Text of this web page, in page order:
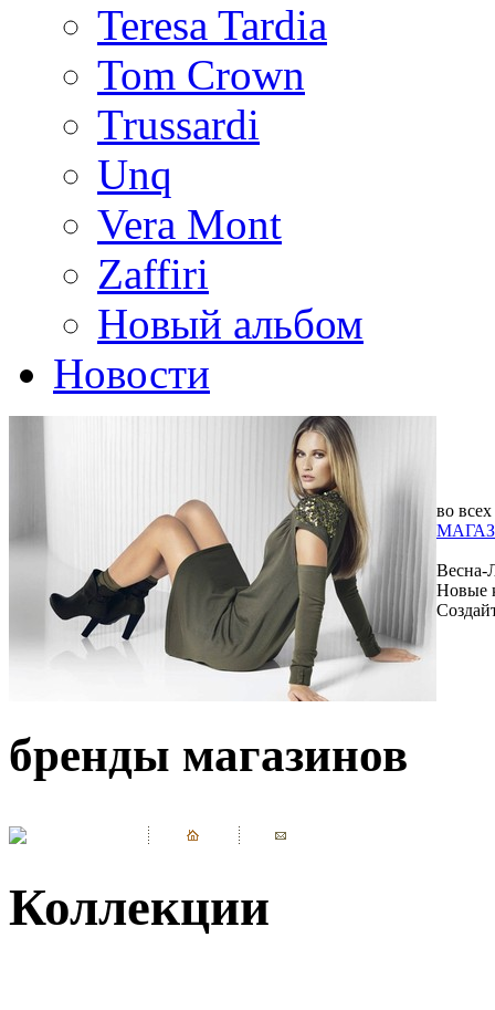
Teresa Tardia
Tom Crown
Trussardi
Unq
Vera Mont
Zaffiri
Новый альбом
Новости
во всех
Весна-
Новые
бренды магазинов
Коллекции